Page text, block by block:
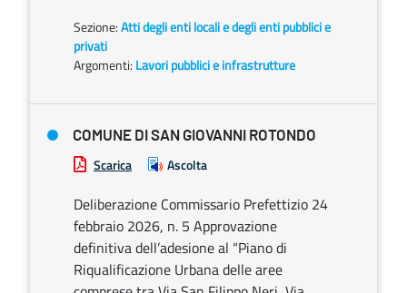
Sezione:Atti degli enti locali e degli enti pubblici e
privati
Argomenti: Lavori pubblici e infrastrutture
COMUNE DI SAN GIOVANNI ROTONDO
Scarica Ascolta
Deliberazione Commissario Prefettizio 24
febbraio 2026, n. 5 Approvazione
definitiva dell’adesione al “Piano di
Riqualificazione Urbana delle aree